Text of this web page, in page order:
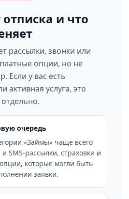
и что
рассылки, звонки или
опции, но не
Если у вас есть
активная услуга, это
очередь
«Займы» чаще всего
SMS-рассылки, страховки и
которые могли быть
заявки.